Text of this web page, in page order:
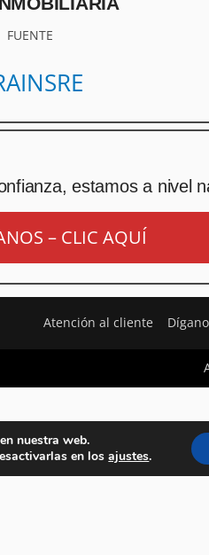
FUENTE
estamos a nivel
– CLIC AQUÍ
Atención al cliente
nuestra web.
en losajustes.